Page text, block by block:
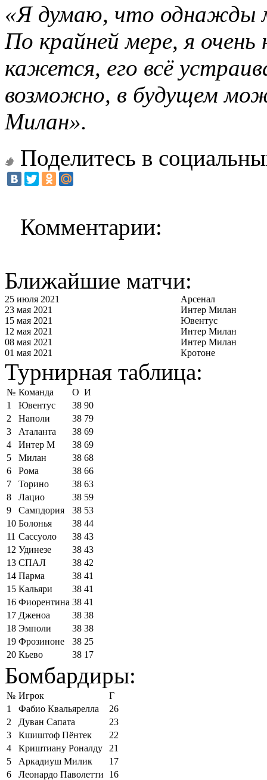
«Я думаю, что однажды
По крайней мере, я
кажется, его всё
возможно, в будущем
Милан».
Поделитесь в
Комментарии:
Ближайшие матчи:
25 июля 2021
Арсенал
23 мая 2021
Интер Милан
15 мая 2021
Ювентус
12 мая 2021
Интер Милан
08 мая 2021
Интер Милан
01 мая 2021
Кротоне
Турнирная таблица:
№ Команда О И
1
Ювентус 38 90
2
Наполи 38 79
3
Аталанта 38 69
4
Интер М 38 69
5
Милан 38 68
6
Рома 38 66
7
Торино 38 63
8
Лацио 38 59
9
Сампдория 38 53
10 Болонья 38 44
11 Сассуоло 38 43
12 Удинезе 38 43
13 СПАЛ 38 42
14 Парма 38 41
15 Кальяри 38 41
16 Фиорентина 38 41
17 Дженоа 38 38
18 Эмполи 38 38
19 Фрозиноне 38 25
20 Кьево 38 17
Бомбардиры:
№ Игрок
Г
1
Фабио Квальярелла
26
2
Дуван Сапата
23
3
Кшиштоф Пёнтек
22
4
Криштиану Роналду
21
5
Аркадиуш Милик
17
6
Леонардо Паволетти
16